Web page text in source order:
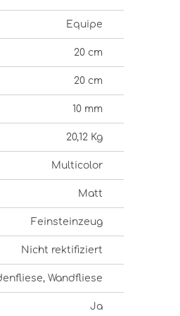
Equipe
20 cm
20 cm
10 mm
20,12 Kg
Multicolor
Matt
Feinsteinzeug
Nicht rektifiziert
Wandfliese
Ja